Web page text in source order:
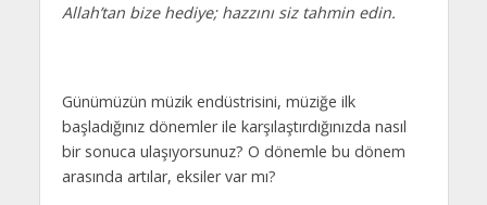
Allah’tan bize hediye; hazzını siz tahmin edin.
Günümüzün müzik endüstrisini, müziğe ilk
başladığınız dönemler ile karşılaştırdığınızda nasıl
bir sonuca ulaşıyorsunuz? O dönemle bu dönem
arasında artılar, eksiler var mı?